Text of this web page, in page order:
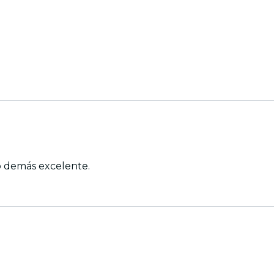
excelente.